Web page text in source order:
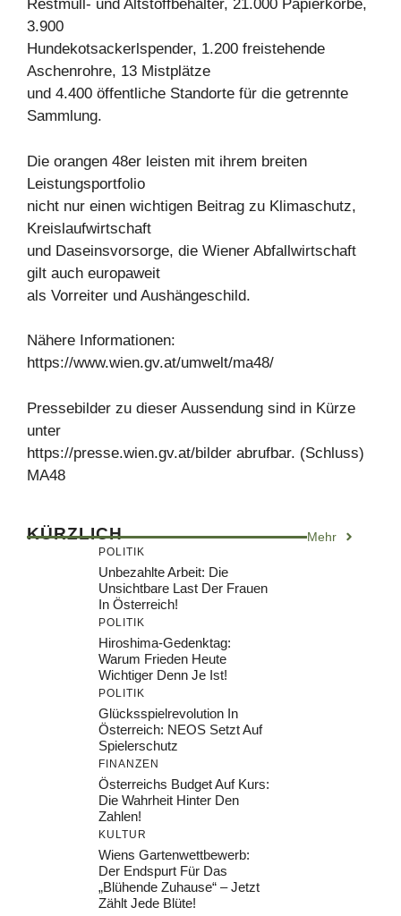
Restmüll- und Altstoffbehälter, 21.000 Papierkörbe,
3.900
Hundekotsackerlspender, 1.200 freistehende
Aschenrohre, 13 Mistplätze
und 4.400 öffentliche Standorte für die getrennte
Sammlung.
Die orangen 48er leisten mit ihrem breiten
Leistungsportfolio
nicht nur einen wichtigen Beitrag zu Klimaschutz,
Kreislaufwirtschaft
und Daseinsvorsorge, die Wiener Abfallwirtschaft
gilt auch europaweit
als Vorreiter und Aushängeschild.
Nähere Informationen:
https://www.wien.gv.at/umwelt/ma48/
Pressebilder zu dieser Aussendung sind in Kürze
unter
https://presse.wien.gv.at/bilder abrufbar. (Schluss)
MA48
KÜRZLICH Mehr
POLITIK
Unbezahlte Arbeit: Die
Unsichtbare Last Der Frauen
In Österreich!
POLITIK
Hiroshima-Gedenktag:
Warum Frieden Heute
Wichtiger Denn Je Ist!
POLITIK
Glücksspielrevolution In
Österreich: NEOS Setzt Auf
Spielerschutz
FINANZEN
Österreichs Budget Auf Kurs:
Die Wahrheit Hinter Den
Zahlen!
KULTUR
Wiens Gartenwettbewerb:
Der Endspurt Für Das
„Blühende Zuhause“ – Jetzt
Zählt Jede Blüte!